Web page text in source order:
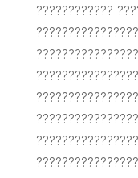
????????????